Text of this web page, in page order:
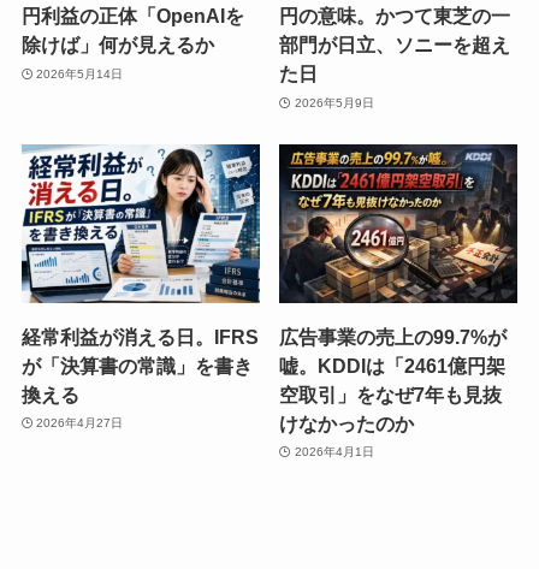
円利益の正体「OpenAIを
除けば」何が見えるか
2026年5月14日
円の意味。かつて東芝の一
部門が日立、ソニーを超え
た日
2026年5月9日
経常利益が消える日。IFRS
が「決算書の常識」を書き
換える
2026年4月27日
広告事業の売上の99.7%が
嘘。KDDIは「2461億円架
空取引」をなぜ7年も見抜
けなかったのか
2026年4月1日